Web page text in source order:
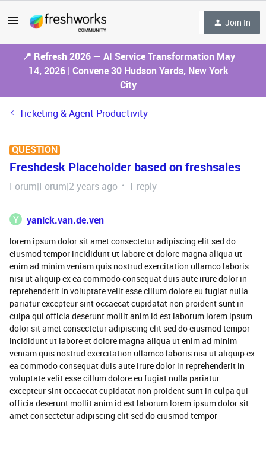
Join In
📍 Refresh 2026 — AI Service Transformation May
14, 2026 | Convene 30 Hudson Yards, New York
City
Ticketing & Agent Productivity
QUESTION
Freshdesk Placeholder based on freshsales
Forum|Forum|2 years ago 1 reply
Y yanick.van.de.ven
lorem ipsum dolor sit amet consectetur adipiscing elit sed do
eiusmod tempor incididunt ut labore et dolore magna aliqua ut
enim ad minim veniam quis nostrud exercitation ullamco laboris
nisi ut aliquip ex ea commodo consequat duis aute irure dolor in
reprehenderit in voluptate velit esse cillum dolore eu fugiat nulla
pariatur excepteur sint occaecat cupidatat non proident sunt in
culpa qui officia deserunt mollit anim id est laborum lorem ipsum
dolor sit amet consectetur adipiscing elit sed do eiusmod tempor
incididunt ut labore et dolore magna aliqua ut enim ad minim
veniam quis nostrud exercitation ullamco laboris nisi ut aliquip ex
ea commodo consequat duis aute irure dolor in reprehenderit in
voluptate velit esse cillum dolore eu fugiat nulla pariatur
excepteur sint occaecat cupidatat non proident sunt in culpa qui
officia deserunt mollit anim id est laborum lorem ipsum dolor sit
amet consectetur adipiscing elit sed do eiusmod tempor